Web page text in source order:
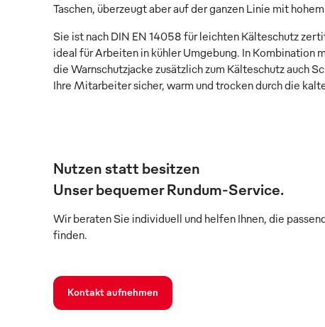
Taschen, überzeugt aber auf der ganzen Linie mit
Sie ist nach DIN EN 14058 für leichten Kälteschutz
ideal für Arbeiten in kühler Umgebung. In Kombination
die Warnschutzjacke zusätzlich zum Kälteschutz auch
Ihre Mitarbeiter sicher, warm und trocken durch die
Nutzen statt besitzen
Unser bequemer Rundum-Service.
Wir beraten Sie individuell und helfen Ihnen, die
finden.
Kontakt aufnehmen